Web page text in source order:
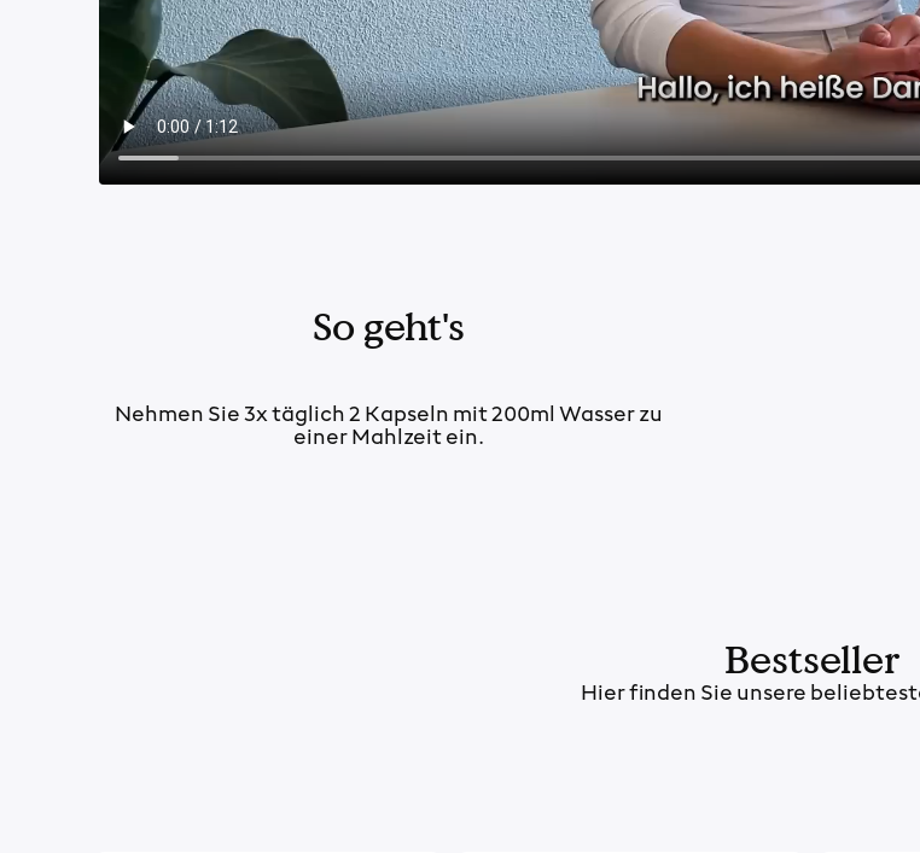
So geht's
Nehmen Sie 3x täglich 2 Kapseln mit 200ml Wasser zu
einer Mahlzeit ein.
Bestseller
Hier finden Sie unsere